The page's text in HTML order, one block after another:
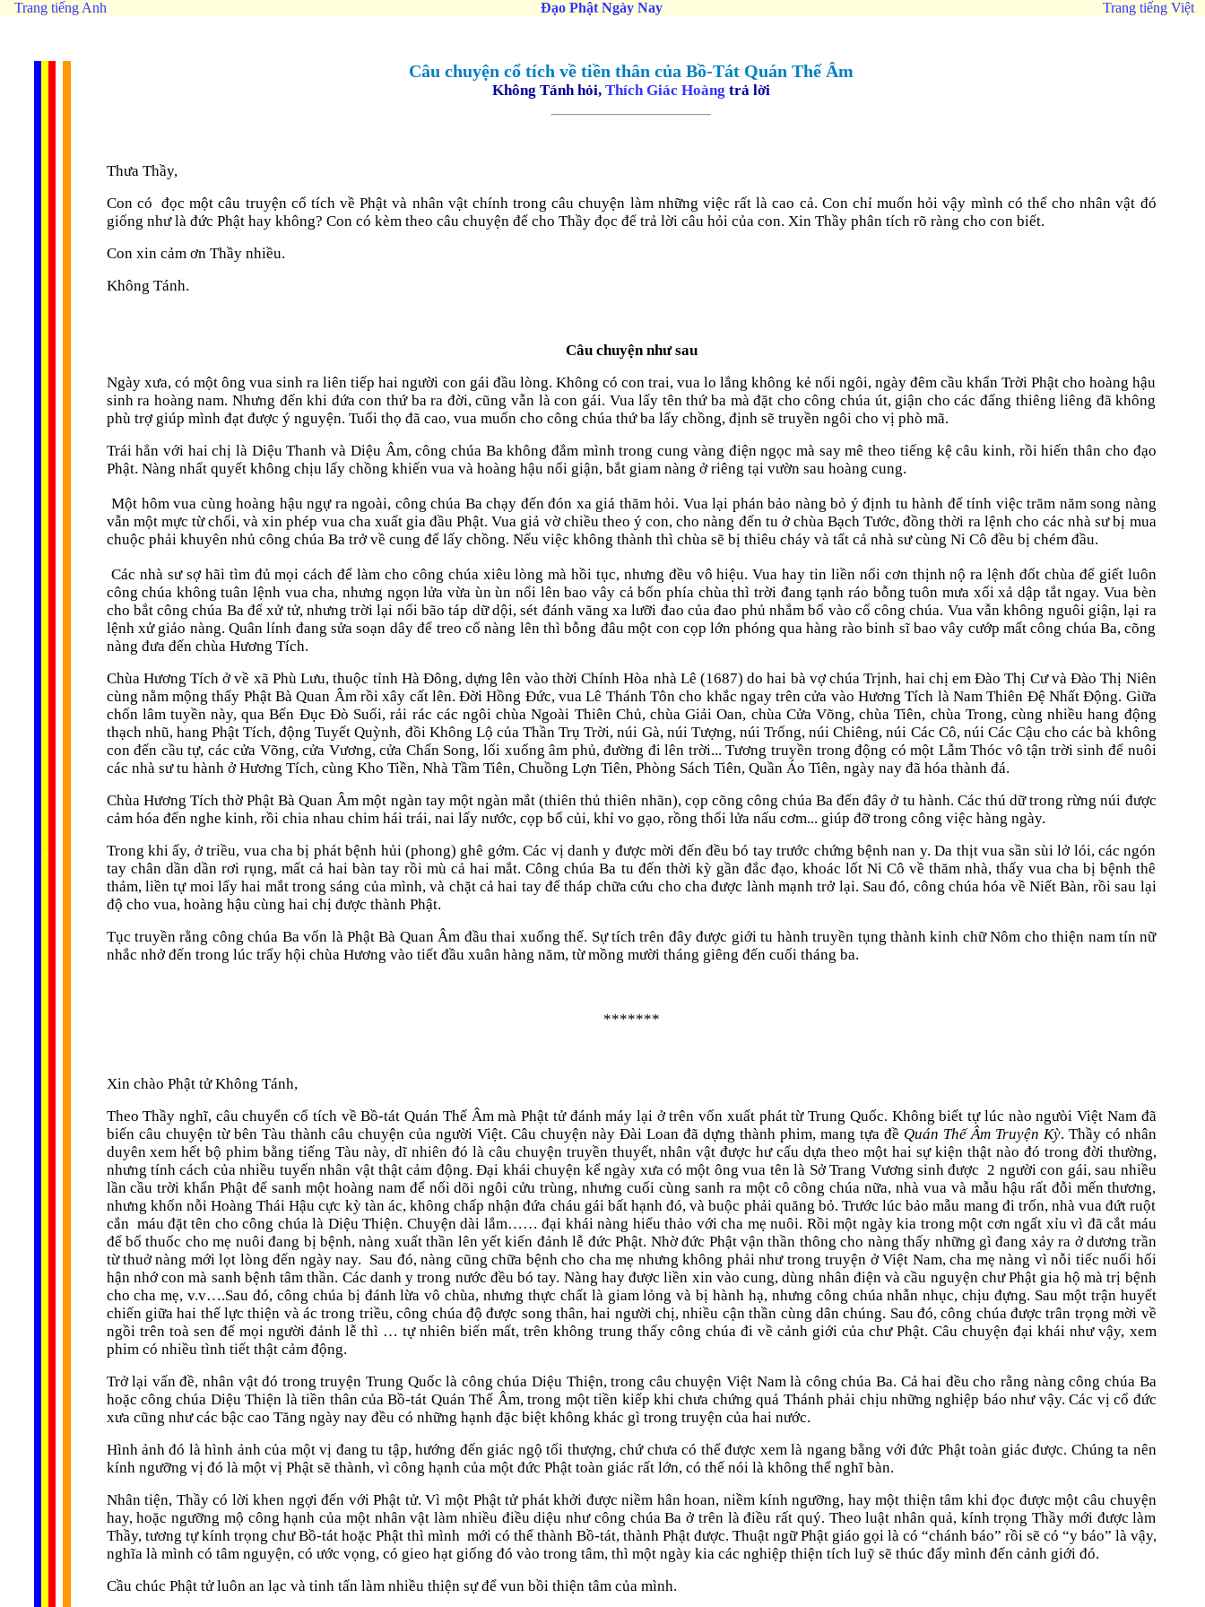
Trang tiếng Anh Đạo Phật Ngày Nay Trang tiếng Việt
.
Câu chuyện cổ tích về tiền thân của Bồ-Tát Quán Thế Âm
Không Tánh hỏi, Thích Giác Hoàng trả lời
Thưa Thầy,
Con có đọc một câu truyện cổ tích về Phật và nhân vật chính trong câu chuyện làm những việc rất là cao cả. Con chỉ muốn hỏi vậy mình có thể cho nhân vật đó
giống như là đức Phật hay không? Con có kèm theo câu chuyện để cho Thầy đọc để trả lời câu hỏi của con. Xin Thầy phân tích rõ ràng cho con biết.
Con xin cảm ơn Thầy nhiều.
Không Tánh.
Câu chuyện như sau
Ngày xưa, có một ông vua sinh ra liên tiếp hai người con gái đầu lòng. Không có con trai, vua lo lắng không kẻ nối ngôi, ngày đêm cầu khẩn Trời Phật cho hoàng hậu
sinh ra hoàng nam. Nhưng đến khi đứa con thứ ba ra đời, cũng vẫn là con gái. Vua lấy tên thứ ba mà đặt cho công chúa út, giận cho các đấng thiêng liêng đã không
phù trợ giúp mình đạt được ý nguyện. Tuổi thọ đã cao, vua muốn cho công chúa thứ ba lấy chồng, định sẽ truyền ngôi cho vị phò mã.
Trái hẳn với hai chị là Diệu Thanh và Diệu Âm, công chúa Ba không đắm mình trong cung vàng điện ngọc mà say mê theo tiếng kệ câu kinh, rồi hiến thân cho đạo
Phật. Nàng nhất quyết không chịu lấy chồng khiến vua và hoàng hậu nổi giận, bắt giam nàng ở riêng tại vườn sau hoàng cung.
Một hôm vua cùng hoàng hậu ngự ra ngoài, công chúa Ba chạy đến đón xa giá thăm hỏi. Vua lại phán bảo nàng bỏ ý định tu hành để tính việc trăm năm song nàng
vẫn một mực từ chối, và xin phép vua cha xuất gia đầu Phật. Vua giả vờ chiều theo ý con, cho nàng đến tu ở chùa Bạch Tước, đồng thời ra lệnh cho các nhà sư bị mua
chuộc phải khuyên nhủ công chúa Ba trở về cung để lấy chồng. Nếu việc không thành thì chùa sẽ bị thiêu cháy và tất cả nhà sư cùng Ni Cô đều bị chém đầu.
Các nhà sư sợ hãi tìm đủ mọi cách để làm cho công chúa xiêu lòng mà hồi tục, nhưng đều vô hiệu. Vua hay tin liền nổi cơn thịnh nộ ra lệnh đốt chùa để giết luôn
công chúa không tuân lệnh vua cha, nhưng ngọn lửa vừa ùn ùn nổi lên bao vây cả bốn phía chùa thì trời đang tạnh ráo bỗng tuôn mưa xối xả dập tắt ngay. Vua bèn
cho bắt công chúa Ba để xử tử, nhưng trời lại nổi bão táp dữ dội, sét đánh văng xa lưỡi đao của đao phủ nhắm bổ vào cổ công chúa. Vua vẫn không nguôi giận, lại ra
lệnh xử giảo nàng. Quân lính đang sửa soạn dây để treo cổ nàng lên thì bỗng đâu một con cọp lớn phóng qua hàng rào binh sĩ bao vây cướp mất công chúa Ba, cõng
nàng đưa đến chùa Hương Tích.
Chùa Hương Tích ở về xã Phù Lưu, thuộc tỉnh Hà Đông, dựng lên vào thời Chính Hòa nhà Lê (1687) do hai bà vợ chúa Trịnh, hai chị em Đào Thị Cư và Đào Thị Niên
cùng nằm mộng thấy Phật Bà Quan Âm rồi xây cất lên. Đời Hồng Đức, vua Lê Thánh Tôn cho khắc ngay trên cửa vào Hương Tích là Nam Thiên Đệ Nhất Động. Giữa
chốn lâm tuyền này, qua Bến Đục Đò Suối, rải rác các ngôi chùa Ngoài Thiên Chủ, chùa Giải Oan, chùa Cửa Võng, chùa Tiên, chùa Trong, cùng nhiều hang động
thạch nhũ, hang Phật Tích, động Tuyết Quỳnh, đồi Không Lộ của Thần Trụ Trời, núi Gà, núi Tượng, núi Trống, núi Chiêng, núi Các Cô, núi Các Cậu cho các bà không
con đến cầu tự, các cửa Võng, cửa Vương, cửa Chấn Song, lối xuống âm phủ, đường đi lên trời... Tương truyền trong động có một Lẫm Thóc vô tận trời sinh để nuôi
các nhà sư tu hành ở Hương Tích, cùng Kho Tiền, Nhà Tầm Tiên, Chuồng Lợn Tiên, Phòng Sách Tiên, Quần Áo Tiên, ngày nay đã hóa thành đá.
Chùa Hương Tích thờ Phật Bà Quan Âm một ngàn tay một ngàn mắt (thiên thủ thiên nhãn), cọp cõng công chúa Ba đến đây ở tu hành. Các thú dữ trong rừng núi được
cảm hóa đến nghe kinh, rồi chia nhau chim hái trái, nai lấy nước, cọp bổ củi, khỉ vo gạo, rồng thổi lửa nấu cơm... giúp đỡ trong công việc hàng ngày.
Trong khi ấy, ở triều, vua cha bị phát bệnh hủi (phong) ghê gớm. Các vị danh y được mời đến đều bó tay trước chứng bệnh nan y. Da thịt vua sần sùi lở lói, các ngón
tay chân dần dần rơi rụng, mất cả hai bàn tay rồi mù cả hai mắt. Công chúa Ba tu đến thời kỳ gần đắc đạo, khoác lốt Ni Cô về thăm nhà, thấy vua cha bị bệnh thê
thảm, liền tự moi lấy hai mắt trong sáng của mình, và chặt cả hai tay để tháp chữa cứu cho cha được lành mạnh trở lại. Sau đó, công chúa hóa về Niết Bàn, rồi sau lại
độ cho vua, hoàng hậu cùng hai chị được thành Phật.
Tục truyền rằng công chúa Ba vốn là Phật Bà Quan Âm đầu thai xuống thế. Sự tích trên đây được giới tu hành truyền tụng thành kinh chữ Nôm cho thiện nam tín nữ
nhắc nhở đến trong lúc trẩy hội chùa Hương vào tiết đầu xuân hàng năm, từ mồng mười tháng giêng đến cuối tháng ba.
*******
Xin chào Phật tử Không Tánh,
Theo Thầy nghĩ, câu chuyển cổ tích về Bồ-tát Quán Thế Âm mà Phật tử đánh máy lại ở trên vốn xuất phát từ Trung Quốc. Không biết tự lúc nào ngưòi Việt Nam đã
biến câu chuyện từ bên Tàu thành câu chuyện của người Việt. Câu chuyện này Đài Loan đã dựng thành phim, mang tựa đề Quán Thế Âm Truyện Kỳ. Thầy có nhân
duyên xem hết bộ phim bằng tiếng Tàu này, dĩ nhiên đó là câu chuyện truyền thuyết, nhân vật được hư cấu dựa theo một hai sự kiện thật nào đó trong đời thường,
nhưng tính cách của nhiều tuyến nhân vật thật cảm động. Đại khái chuyện kể ngày xưa có một ông vua tên là Sở Trang Vương sinh được 2 người con gái, sau nhiều
lần cầu trời khẩn Phật để sanh một hoàng nam để nối dõi ngôi cửu trùng, nhưng cuối cùng sanh ra một cô công chúa nữa, nhà vua và mẫu hậu rất đỗi mến thương,
nhưng khốn nỗi Hoàng Thái Hậu cực kỳ tàn ác, không chấp nhận đứa cháu gái bất hạnh đó, và buộc phải quăng bỏ. Trước lúc bảo mẫu mang đi trốn, nhà vua đứt ruột
cắn máu đặt tên cho công chúa là Diệu Thiện. Chuyện dài lắm…… đại khái nàng hiếu thảo với cha mẹ nuôi. Rồi một ngày kia trong một cơn ngất xỉu vì đã cắt máu
để bổ thuốc cho mẹ nuôi đang bị bệnh, nàng xuất thần lên yết kiến đảnh lễ đức Phật. Nhờ đức Phật vận thần thông cho nàng thấy những gì đang xảy ra ở dương trần
từ thuở nàng mới lọt lòng đến ngày nay. Sau đó, nàng cũng chữa bệnh cho cha mẹ nhưng không phải như trong truyện ở Việt Nam, cha mẹ nàng vì nỗi tiếc nuối hối
hận nhớ con mà sanh bệnh tâm thần. Các danh y trong nước đều bó tay. Nàng hay được liền xin vào cung, dùng nhân điện và cầu nguyện chư Phật gia hộ mà trị bệnh
cho cha mẹ, v.v….Sau đó, công chúa bị đánh lừa vô chùa, nhưng thực chất là giam lỏng và bị hành hạ, nhưng công chúa nhẫn nhục, chịu đựng. Sau một trận huyết
chiến giữa hai thế lực thiện và ác trong triều, công chúa độ được song thân, hai người chị, nhiều cận thần cùng dân chúng. Sau đó, công chúa được trân trọng mời về
ngồi trên toà sen để mọi người đảnh lễ thì … tự nhiên biến mất, trên không trung thấy công chúa đi về cảnh giới của chư Phật. Câu chuyện đại khái như vậy, xem
phim có nhiều tình tiết thật cảm động.
Trở lại vấn đề, nhân vật đó trong truyện Trung Quốc là công chúa Diệu Thiện, trong câu chuyện Việt Nam là công chúa Ba. Cả hai đều cho rằng nàng công chúa Ba
hoặc công chúa Diệu Thiện là tiền thân của Bồ-tát Quán Thế Âm, trong một tiền kiếp khi chưa chứng quả Thánh phải chịu những nghiệp báo như vậy. Các vị cổ đức
xưa cũng như các bậc cao Tăng ngày nay đều có những hạnh đặc biệt không khác gì trong truyện của hai nước.
Hình ảnh đó là hình ảnh của một vị đang tu tập, hướng đến giác ngộ tối thượng, chứ chưa có thể được xem là ngang bằng với đức Phật toàn giác được. Chúng ta nên
kính ngưỡng vị đó là một vị Phật sẽ thành, vì công hạnh của một đức Phật toàn giác rất lớn, có thể nói là không thể nghĩ bàn.
Nhân tiện, Thầy có lời khen ngợi đến với Phật tử. Vì một Phật tử phát khởi được niềm hân hoan, niềm kính ngưỡng, hay một thiện tâm khi đọc được một câu chuyện
hay, hoặc ngưỡng mộ công hạnh của một nhân vật làm nhiều điều diệu như công chúa Ba ở trên là điều rất quý. Theo luật nhân quả, kính trọng Thầy mới được làm
Thầy, tương tự kính trọng chư Bồ-tát hoặc Phật thì mình mới có thể thành Bồ-tát, thành Phật được. Thuật ngữ Phật giáo gọi là có “chánh báo” rồi sẽ có “y báo” là vậy,
nghĩa là mình có tâm nguyện, có ước vọng, có gieo hạt giống đó vào trong tâm, thì một ngày kia các nghiệp thiện tích luỹ sẽ thúc đẩy mình đến cảnh giới đó.
Cầu chúc Phật tử luôn an lạc và tinh tấn làm nhiều thiện sự để vun bồi thiện tâm của mình.